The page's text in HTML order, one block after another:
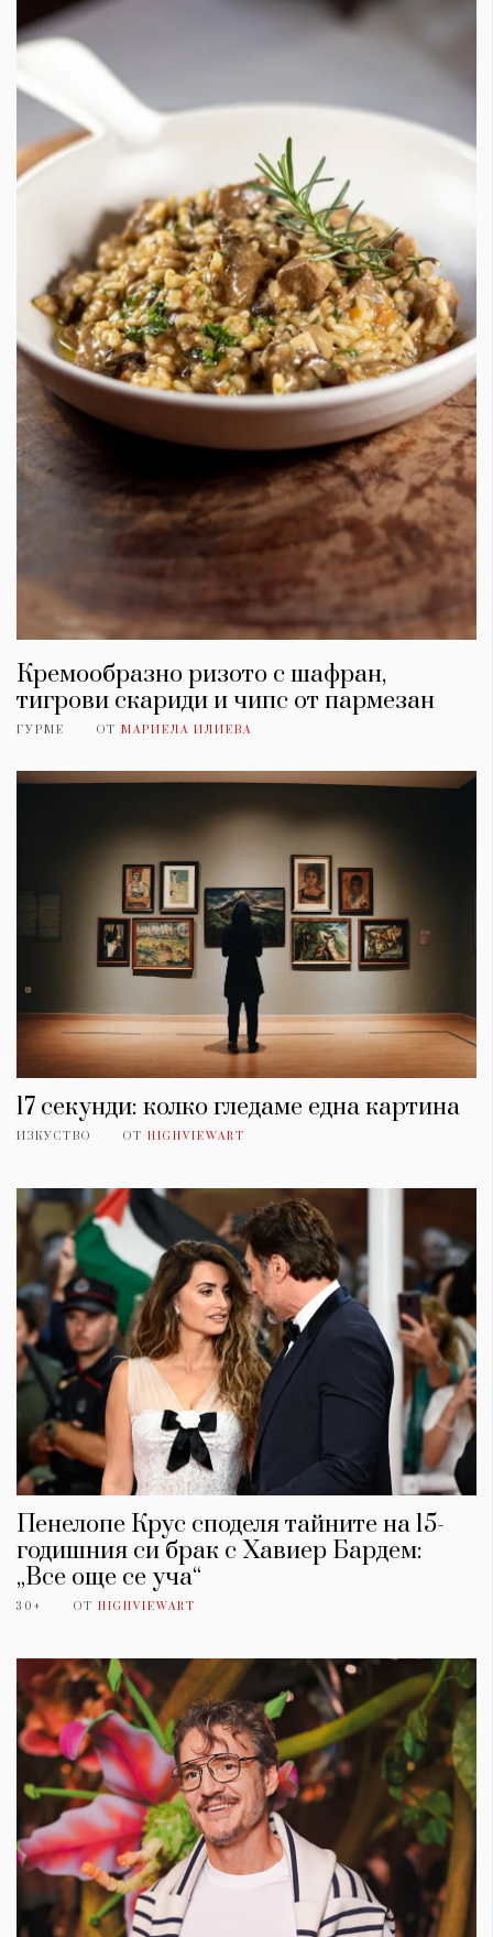
Кремообразно ризото с шафран,
тигрови скариди и чипс от пармезан
ГУРМЕ ОТ МАРИЕЛА ИЛИЕВА
17 секунди: колко гледаме една картина
ИЗКУСТВО ОТ HIGHVIEWART
Пенелопе Крус споделя тайните на 15-
годишния си брак с Хавиер Бардем:
„Все още се уча“
30+ ОТ HIGHVIEWART